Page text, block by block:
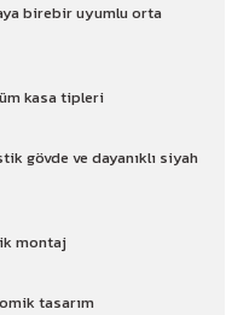
birebir uyumlu orta
kasa tipleri
gövde ve dayanıklı siyah
montaj
tasarım